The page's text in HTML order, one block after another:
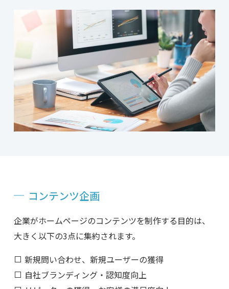
コンテンツ企画
企業がホームページのコンテンツを制作する目的は、
大きく以下の3点に集約されます。
新規問い合わせ、新規ユーザーの獲得
自社ブランディング・認知度向上